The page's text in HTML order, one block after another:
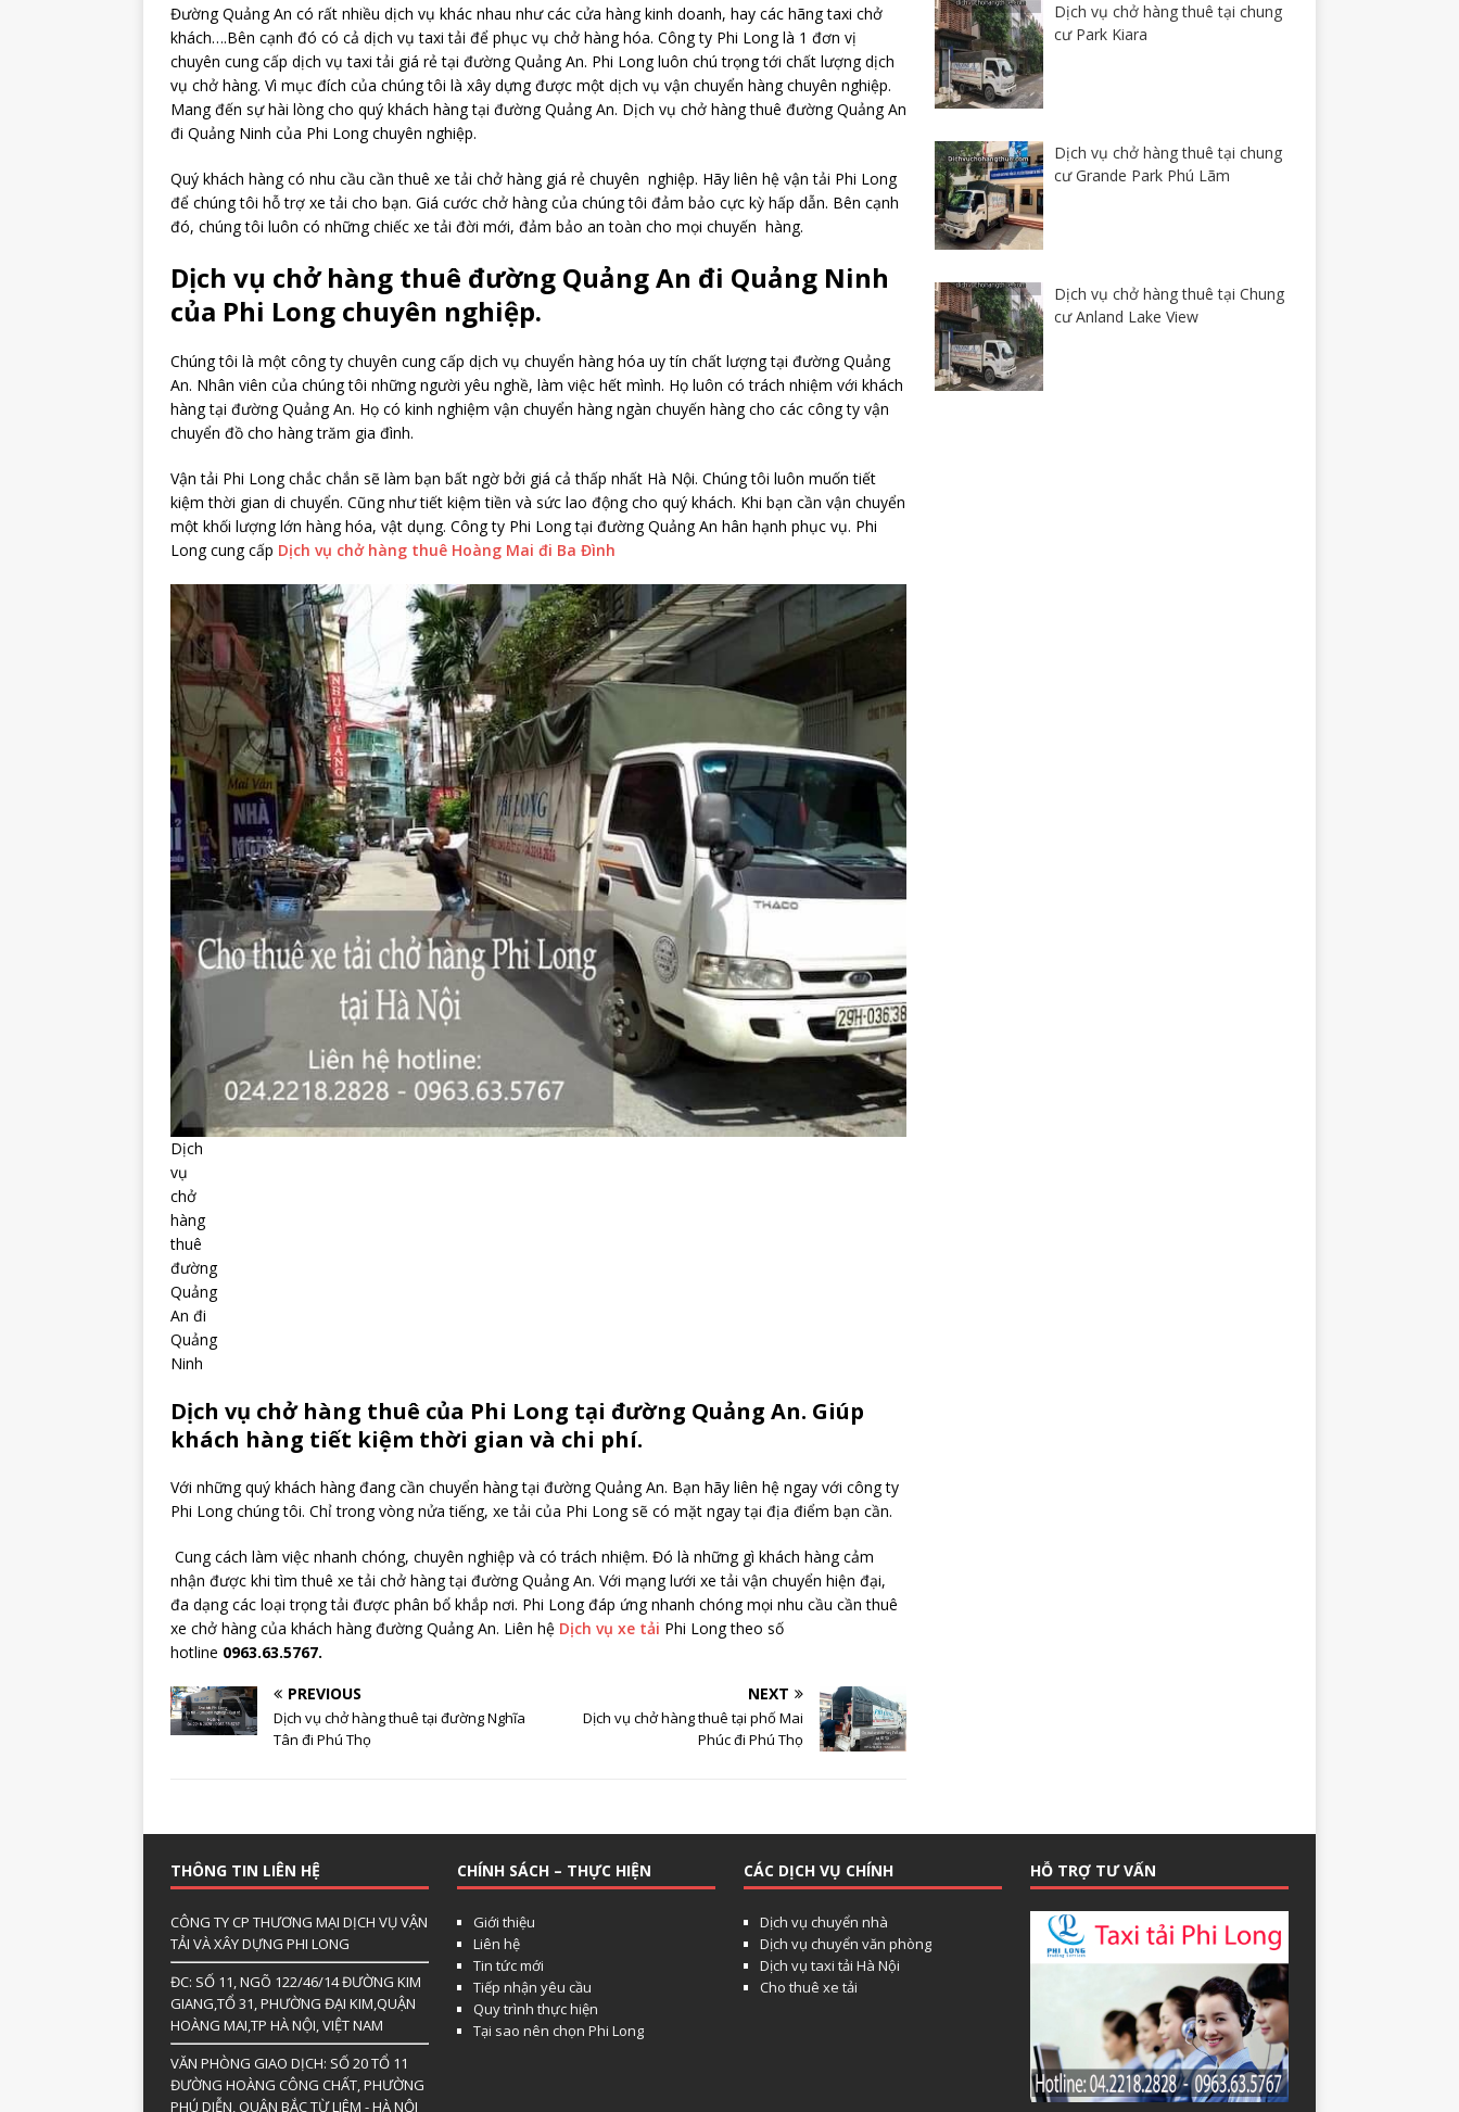
Đường Quảng An có rất nhiều dịch vụ khác nhau như các cửa hàng kinh doanh, hay các hãng taxi chở
khách….Bên cạnh đó có cả dịch vụ taxi tải để phục vụ chở hàng hóa. Công ty Phi Long là 1 đơn vị
chuyên cung cấp dịch vụ taxi tải giá rẻ tại đường Quảng An. Phi Long luôn chú trọng tới chất lượng dịch
vụ chở hàng. Vì mục đích của chúng tôi là xây dựng được một dịch vụ vận chuyển hàng chuyên nghiệp.
Mang đến sự hài lòng cho quý khách hàng tại đường Quảng An. Dịch vụ chở hàng thuê đường Quảng An
đi Quảng Ninh của Phi Long chuyên nghiệp.
Quý khách hàng có nhu cầu cần thuê xe tải chở hàng giá rẻ chuyên nghiệp. Hãy liên hệ vận tải Phi Long
để chúng tôi hỗ trợ xe tải cho bạn. Giá cước chở hàng của chúng tôi đảm bảo cực kỳ hấp dẫn. Bên cạnh
đó, chúng tôi luôn có những chiếc xe tải đời mới, đảm bảo an toàn cho mọi chuyến hàng.
Dịch vụ chở hàng thuê đường Quảng An đi Quảng Ninh
của Phi Long chuyên nghiệp.
Chúng tôi là một công ty chuyên cung cấp dịch vụ chuyển hàng hóa uy tín chất lượng tại đường Quảng
An. Nhân viên của chúng tôi những người yêu nghề, làm việc hết mình. Họ luôn có trách nhiệm với khách
hàng tại đường Quảng An. Họ có kinh nghiệm vận chuyển hàng ngàn chuyến hàng cho các công ty vận
chuyển đồ cho hàng trăm gia đình.
Vận tải Phi Long chắc chắn sẽ làm bạn bất ngờ bởi giá cả thấp nhất Hà Nội. Chúng tôi luôn muốn tiết
kiệm thời gian di chuyển. Cũng như tiết kiệm tiền và sức lao động cho quý khách. Khi bạn cần vận chuyển
một khối lượng lớn hàng hóa, vật dụng. Công ty Phi Long tại đường Quảng An hân hạnh phục vụ. Phi
Long cung cấp Dịch vụ chở hàng thuê Hoàng Mai đi Ba Đình
Dịch
vụ
chở
hàng
thuê
đường
Quảng
An đi
Quảng
Ninh
Dịch vụ chở hàng thuê của Phi Long tại đường Quảng An. Giúp
khách hàng tiết kiệm thời gian và chi phí.
Với những quý khách hàng đang cần chuyển hàng tại đường Quảng An. Bạn hãy liên hệ ngay với công ty
Phi Long chúng tôi. Chỉ trong vòng nửa tiếng, xe tải của Phi Long sẽ có mặt ngay tại địa điểm bạn cần.
Cung cách làm việc nhanh chóng, chuyên nghiệp và có trách nhiệm. Đó là những gì khách hàng cảm
nhận được khi tìm thuê xe tải chở hàng tại đường Quảng An. Với mạng lưới xe tải vận chuyển hiện đại,
đa dạng các loại trọng tải được phân bổ khắp nơi. Phi Long đáp ứng nhanh chóng mọi nhu cầu cần thuê
xe chở hàng của khách hàng đường Quảng An. Liên hệ Dịch vụ xe tải Phi Long theo số
hotline 0963.63.5767.
PREVIOUS
Dịch vụ chở hàng thuê tại đường Nghĩa
Tân đi Phú Thọ
NEXT
Dịch vụ chở hàng thuê tại phố Mai
Phúc đi Phú Thọ
Dịch vụ chở hàng thuê tại chung
cư Park Kiara
Dịch vụ chở hàng thuê tại chung
cư Grande Park Phú Lãm
Dịch vụ chở hàng thuê tại Chung
cư Anland Lake View
THÔNG TIN LIÊN HỆ
CÔNG TY CP THƯƠNG MẠI DỊCH VỤ VẬN
TẢI VÀ XÂY DỰNG PHI LONG
ĐC: SỐ 11, NGÕ 122/46/14 ĐƯỜNG KIM
GIANG,TỔ 31, PHƯỜNG ĐẠI KIM,QUẬN
HOÀNG MAI,TP HÀ NỘI, VIỆT NAM
VĂN PHÒNG GIAO DỊCH: SỐ 20 TỔ 11
ĐƯỜNG HOÀNG CÔNG CHẤT, PHƯỜNG
PHÚ DIỄN, QUẬN BẮC TỪ LIÊM - HÀ NỘI
CHÍNH SÁCH – THỰC HIỆN
Giới thiệu
Liên hệ
Tin tức mới
Tiếp nhận yêu cầu
Quy trình thực hiện
Tại sao nên chọn Phi Long
CÁC DỊCH VỤ CHÍNH
Dịch vụ chuyển nhà
Dịch vụ chuyển văn phòng
Dịch vụ taxi tải Hà Nội
Cho thuê xe tải
HỖ TRỢ TƯ VẤN